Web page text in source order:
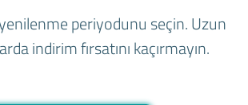
periyodunu seçin. Uzun
indirim fırsatını kaçırmayın.